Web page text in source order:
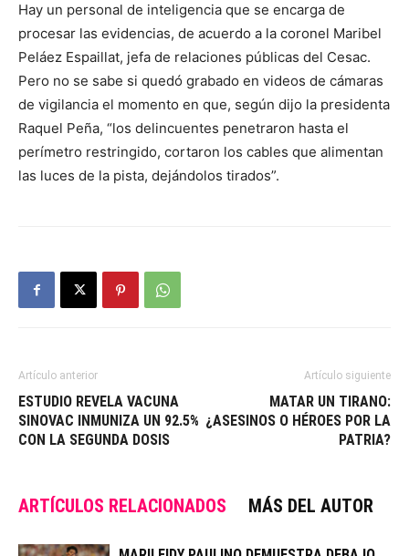
Hay un personal de inteligencia que se encarga de
procesar las evidencias, de acuerdo a la coronel Maribel
Peláez Espaillat, jefa de relaciones públicas del Cesac.
Pero no se sabe si quedó grabado en videos de cámaras
de vigilancia el momento en que, según dijo la presidenta
Raquel Peña, “los delincuentes penetraron hasta el
perímetro restringido, cortaron los cables que alimentan
las luces de la pista, dejándolos tirados”.
Artículo anterior
ESTUDIO REVELA VACUNA
SINOVAC INMUNIZA UN 92.5%
CON LA SEGUNDA DOSIS
Artículo siguiente
MATAR UN TIRANO:
¿ASESINOS O HÉROES POR LA
PATRIA?
ARTÍCULOS RELACIONADOS MÁS DEL AUTOR